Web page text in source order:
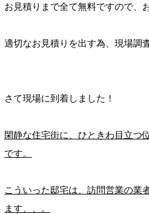
お見積りまで全て無料ですので、
適切なお見積りを出す為、現場調
さて現場に到着しました！
閑静な住宅街に、ひときわ目立つ
です。
こういった邸宅は、訪問営業の業
ます、、。